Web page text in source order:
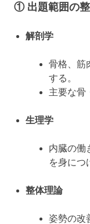
① 出題範囲の
解剖学
骨格、筋
する。
主要な骨
生理学
内臓の働
を身につ
整体理論
姿勢の改